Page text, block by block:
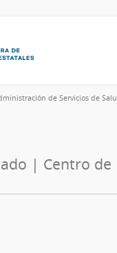
de Servicios de
| Centro